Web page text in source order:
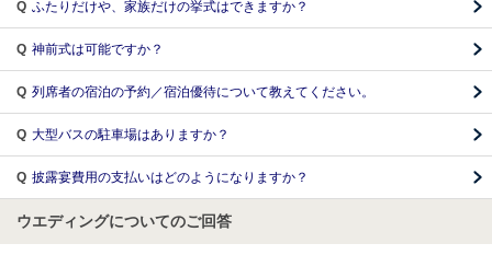
Q ふたりだけや、家族だけの挙式はできますか？
Q 神前式は可能ですか？
Q 列席者の宿泊の予約／宿泊優待について教えてください。
Q 大型バスの駐車場はありますか？
Q 披露宴費用の支払いはどのようになりますか？
ウエディングについてのご回答